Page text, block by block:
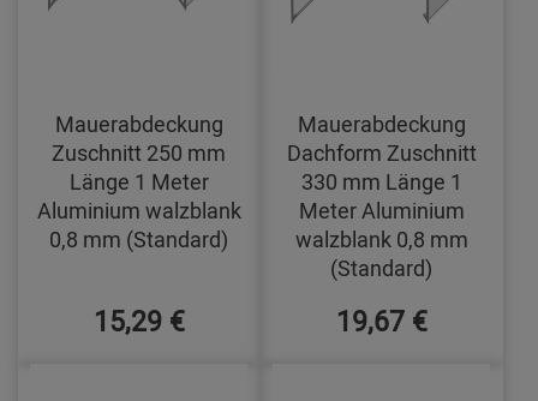
Mauerabdeckung
Zuschnitt 250 mm
Länge 1 Meter
Aluminium walzblank
0,8 mm (Standard)
15,29 €
Mauerabdeckung
Dachform Zuschnitt
330 mm Länge 1
Meter Aluminium
walzblank 0,8 mm
(Standard)
19,67 €